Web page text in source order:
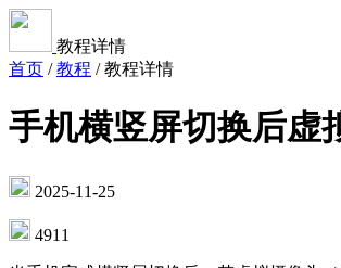
教程详情
首页 / 教程 / 教程详情
手机横竖屏切换后虚
2025-11-25
4911